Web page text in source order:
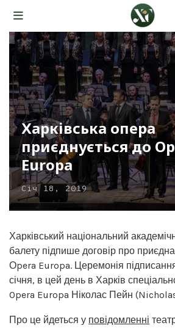
Харківська опера
приєднується до
Europa
Січ 18, 2019
Харківський національний
балету підпише договір про
Оpera Europa. Церемонія
січня, в цей день в Харків
Opera Europa Ніколас Пейн
Про це йдеться у повідомленні